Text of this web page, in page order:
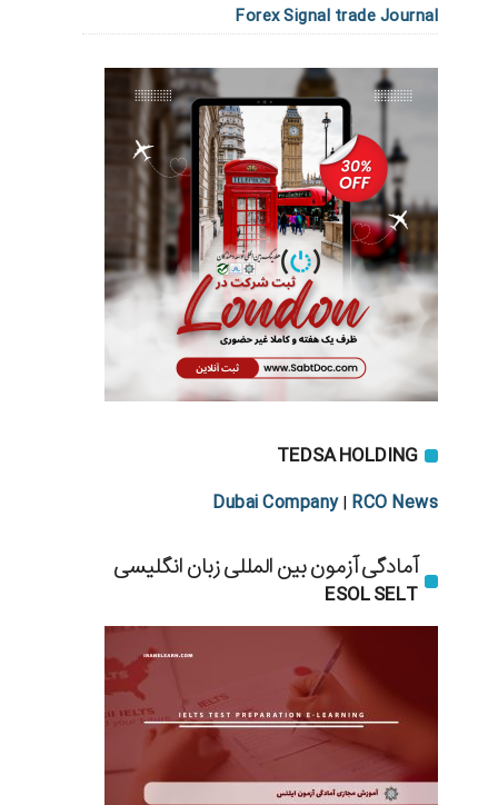
Forex Signal trade Journal
TEDSA HOLDING
Dubai Company| RCO News
آمادگی آزمون بین المللی زبان انگلیسی
ESOL SELT